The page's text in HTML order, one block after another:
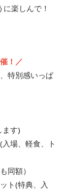
楽しんで！
！／
特別感いっぱ
す)
場、軽食、ト
額）
(特典、入